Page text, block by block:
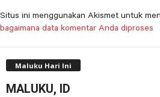
Situs ini menggunakan Akismet untuk
bagaimana data komentar Anda diproses
Maluku Hari Ini
MALUKU, ID